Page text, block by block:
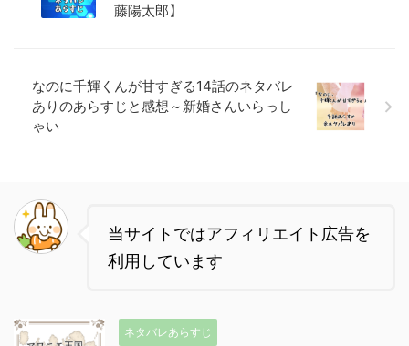
藤陽太郎】
なのに千輝くんが甘すぎる14話のネタバレ
ありのあらすじと感想～新婚さんいらっし
ゃい
当サイトではアフィリエイト広告を
利用しています
ネタバレあらすじ